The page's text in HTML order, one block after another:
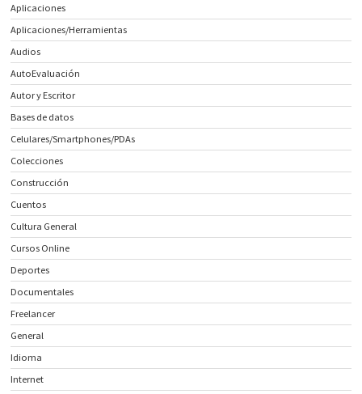
Aplicaciones
Aplicaciones/Herramientas
Audios
AutoEvaluación
Autor y Escritor
Bases de datos
Celulares/Smartphones/PDAs
Colecciones
Construcción
Cuentos
Cultura General
Cursos Online
Deportes
Documentales
Freelancer
General
Idioma
Internet